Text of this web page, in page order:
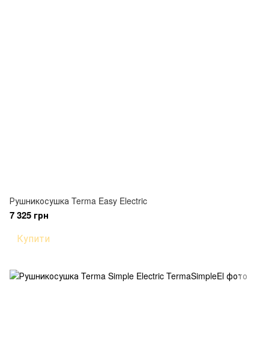
Рушникосушка Terma Easy Electric
7 325 грн
Купити